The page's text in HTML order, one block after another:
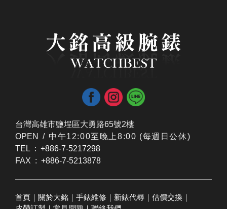
台灣高雄市鹽埕區大勇路65號2樓
OPEN / ​中午12:00至晚上8:00 (每週日公休)
TEL : +886-7-5217298
FAX : +886-7-5213878
首頁 ｜ 關於大銘 ｜ 手錶維修 ｜ 新錶代尋 ｜ 估價交換 ｜